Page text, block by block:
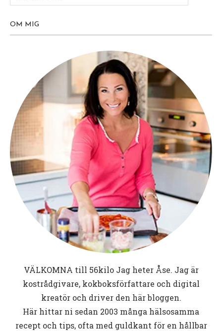
OM MIG
VÄLKOMNA till 56kiloJag heter Åse. Jag är
kostrådgivare, kokboksförfattare och digital
kreatör och driver den här bloggen.
Här hittar ni sedan 2003 många hälsosamma
recept och tips, ofta med guldkant för en hållbar